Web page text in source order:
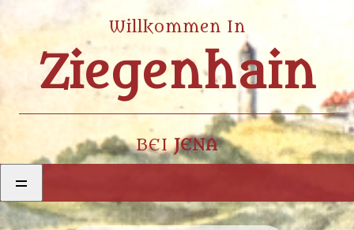
Willkommen In
Ziegenhain
BEIJENA